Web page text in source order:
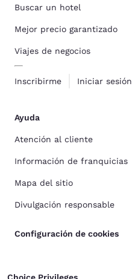
Buscar un hotel
Mejor precio garantizado
Viajes de negocios
Inscribirme Iniciar sesión
Ayuda
Atención al cliente
Información de franquicias
Mapa del sitio
Divulgación responsable
Configuración de cookies